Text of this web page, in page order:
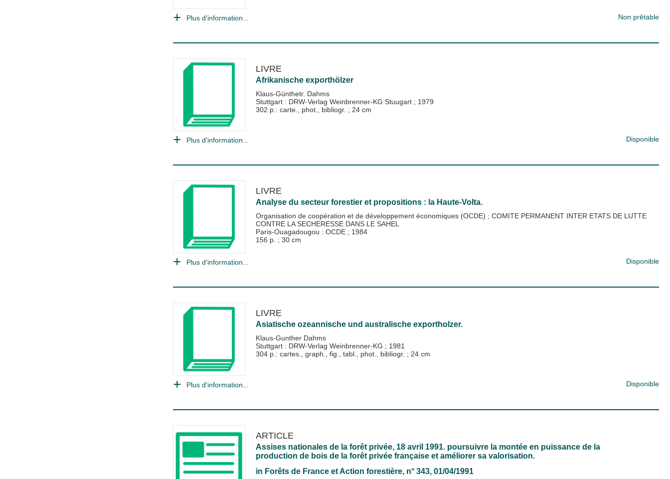
Plus d'information... Non prêtable
LIVRE
Afrikanische exporthölzer
Klaus-Günthetr. Dahms
Stuttgart : DRW-Verlag Weinbrenner-KG Stuugart ; 1979
302 p.: carte., phot., bibliogr. ; 24 cm
Plus d'information... Disponible
LIVRE
Analyse du secteur forestier et propositions : la Haute-Volta.
Organisation de coopération et de développement économiques (OCDE) ; COMITE PERMANENT INTER ETATS DE LUTTE
CONTRE LA SECHERESSE DANS LE SAHEL
Paris-Ouagadougou : OCDE ; 1984
156 p. ; 30 cm
Plus d'information... Disponible
LIVRE
Asiatische ozeannische und australische exportholzer.
Klaus-Gunther Dahms
Stuttgart : DRW-Verlag Weinbrenner-KG ; 1981
304 p.: cartes., graph., fig., tabl., phot., bibliogr. ; 24 cm
Plus d'information... Disponible
ARTICLE
Assises nationales de la forêt privée, 18 avril 1991. poursuivre la montée en puissance de la
production de bois de la forêt privée française et améliorer sa valorisation.
in Forêts de France et Action forestière, n° 343, 01/04/1991